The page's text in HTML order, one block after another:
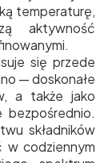
temperaturę,
aktywność
się przede
— doskonałe
a także jako
bezpośrednio.
składników
w codziennym